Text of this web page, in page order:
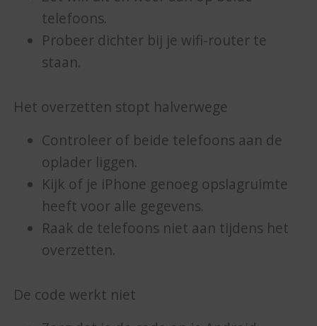
telefoons.
Probeer dichter bij je wifi-router te
staan.
Het overzetten stopt halverwege
Controleer of beide telefoons aan de
oplader liggen.
Kijk of je iPhone genoeg opslagruimte
heeft voor alle gegevens.
Raak de telefoons niet aan tijdens het
overzetten.
De code werkt niet